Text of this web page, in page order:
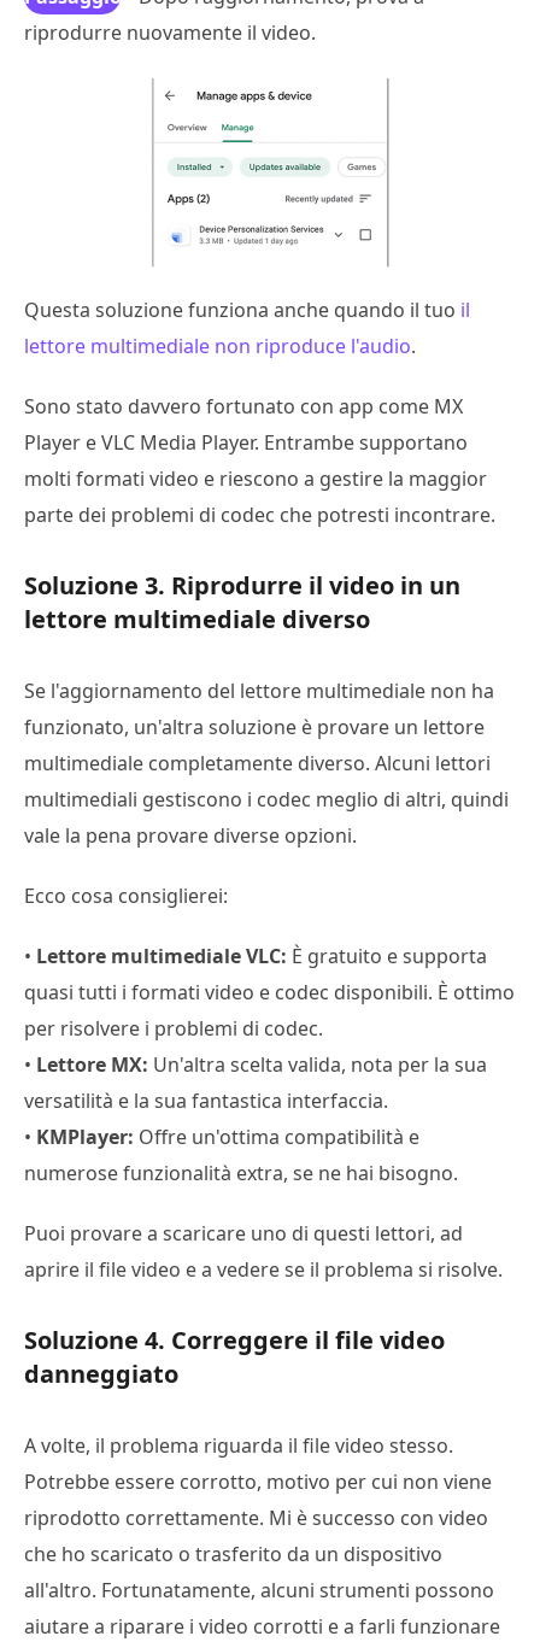
4
riprodurre nuovamente il video.
Questa soluzione funziona anche quando il tuo il
lettore multimediale non riproduce l'audio.
Sono stato davvero fortunato con app come MX
Player e VLC Media Player. Entrambe supportano
molti formati video e riescono a gestire la maggior
parte dei problemi di codec che potresti incontrare.
Soluzione 3. Riprodurre il video in un
lettore multimediale diverso
Se l'aggiornamento del lettore multimediale non ha
funzionato, un'altra soluzione è provare un lettore
multimediale completamente diverso. Alcuni lettori
multimediali gestiscono i codec meglio di altri, quindi
vale la pena provare diverse opzioni.
Ecco cosa consiglierei:
• Lettore multimediale VLC: È gratuito e supporta
quasi tutti i formati video e codec disponibili. È ottimo
per risolvere i problemi di codec.
• Lettore MX: Un'altra scelta valida, nota per la sua
versatilità e la sua fantastica interfaccia.
• KMPlayer: Offre un'ottima compatibilità e
numerose funzionalità extra, se ne hai bisogno.
Puoi provare a scaricare uno di questi lettori, ad
aprire il file video e a vedere se il problema si risolve.
Soluzione 4. Correggere il file video
danneggiato
A volte, il problema riguarda il file video stesso.
Potrebbe essere corrotto, motivo per cui non viene
riprodotto correttamente. Mi è successo con video
che ho scaricato o trasferito da un dispositivo
all'altro. Fortunatamente, alcuni strumenti possono
aiutare a riparare i video corrotti e a farli funzionare